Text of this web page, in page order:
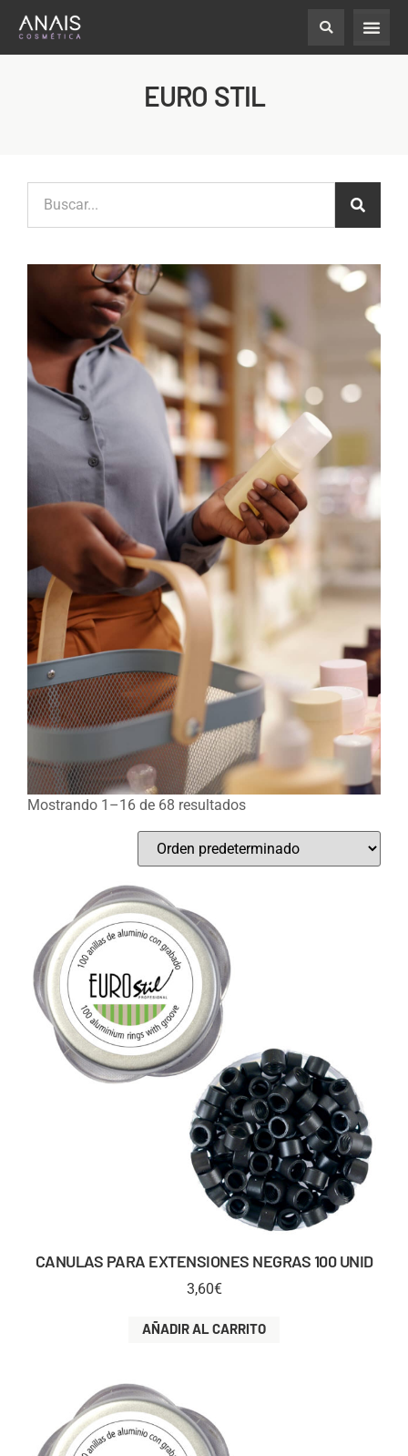
EURO STIL
Mostrando 1–16 de 68 resultados
CANULAS PARA EXTENSIONES NEGRAS 100 UNID
3,60€
AÑADIR AL CARRITO